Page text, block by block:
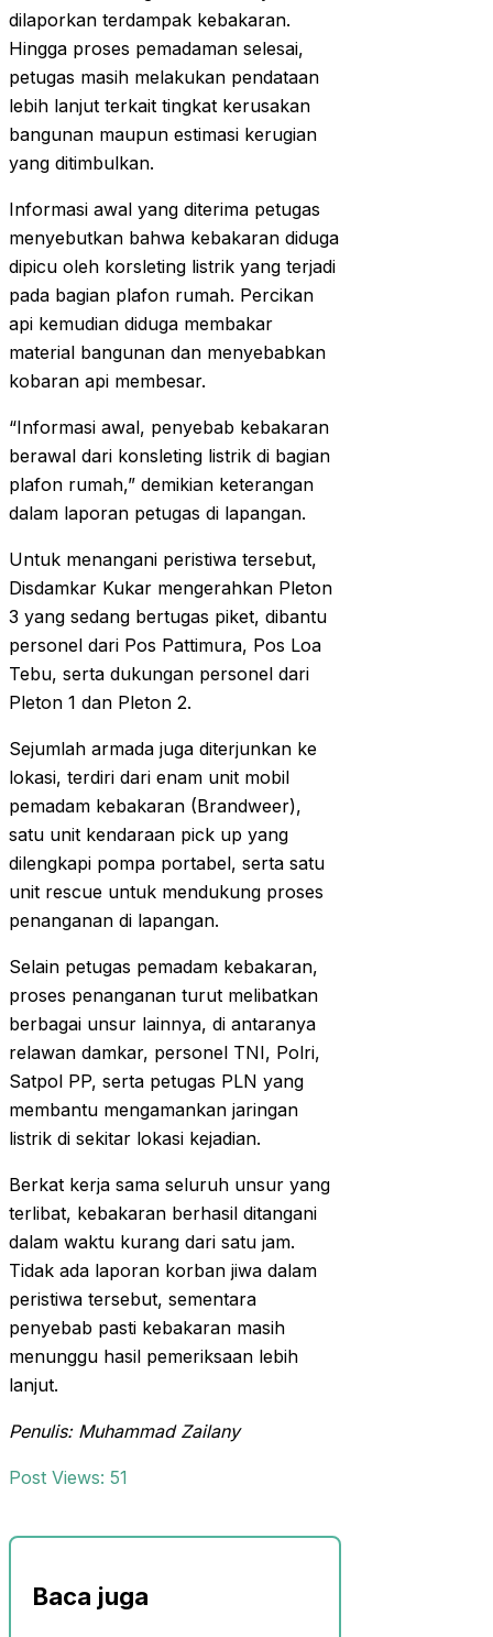
dilaporkan terdampak kebakaran.
Hingga proses pemadaman selesai,
petugas masih melakukan pendataan
lebih lanjut terkait tingkat kerusakan
bangunan maupun estimasi kerugian
yang ditimbulkan.
Informasi awal yang diterima petugas
menyebutkan bahwa kebakaran diduga
dipicu oleh korsleting listrik yang terjadi
pada bagian plafon rumah. Percikan
api kemudian diduga membakar
material bangunan dan menyebabkan
kobaran api membesar.
“Informasi awal, penyebab kebakaran
berawal dari konsleting listrik di bagian
plafon rumah,” demikian keterangan
dalam laporan petugas di lapangan.
Untuk menangani peristiwa tersebut,
Disdamkar Kukar mengerahkan Pleton
3 yang sedang bertugas piket, dibantu
personel dari Pos Pattimura, Pos Loa
Tebu, serta dukungan personel dari
Pleton 1 dan Pleton 2.
Sejumlah armada juga diterjunkan ke
lokasi, terdiri dari enam unit mobil
pemadam kebakaran (Brandweer),
satu unit kendaraan pick up yang
dilengkapi pompa portabel, serta satu
unit rescue untuk mendukung proses
penanganan di lapangan.
Selain petugas pemadam kebakaran,
proses penanganan turut melibatkan
berbagai unsur lainnya, di antaranya
relawan damkar, personel TNI, Polri,
Satpol PP, serta petugas PLN yang
membantu mengamankan jaringan
listrik di sekitar lokasi kejadian.
Berkat kerja sama seluruh unsur yang
terlibat, kebakaran berhasil ditangani
dalam waktu kurang dari satu jam.
Tidak ada laporan korban jiwa dalam
peristiwa tersebut, sementara
penyebab pasti kebakaran masih
menunggu hasil pemeriksaan lebih
lanjut.
Penulis: Muhammad Zailany
Post Views: 51
Baca juga